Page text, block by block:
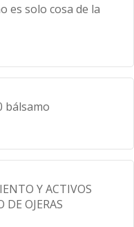
es solo cosa de la
bálsamo
Y ACTIVOS
OJERAS